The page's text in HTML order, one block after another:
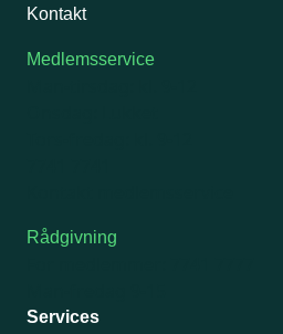
Kontakt
Medlemsservice
Rådgivning
Services